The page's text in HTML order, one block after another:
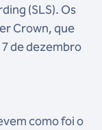
(SLS). Os
Crown, que
7 de dezembro
como foi o